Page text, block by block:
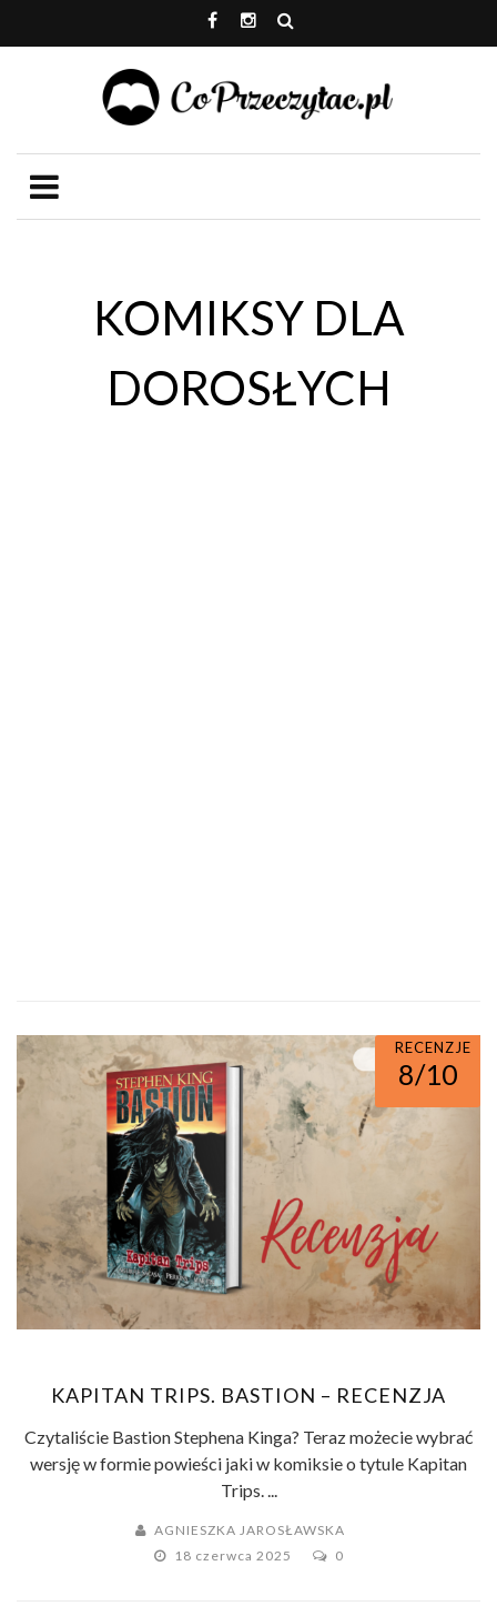
KOMIKSY DLA
DOROSŁYCH
KOMIKS
RECENZJE
8/10
KAPITAN TRIPS. BASTION – RECENZJA
Czytaliście Bastion Stephena Kinga? Teraz możecie wybrać
wersję w formie powieści jaki w komiksie o tytule Kapitan
Trips. ...
AGNIESZKA JAROSŁAWSKA
18 czerwca 2025
0